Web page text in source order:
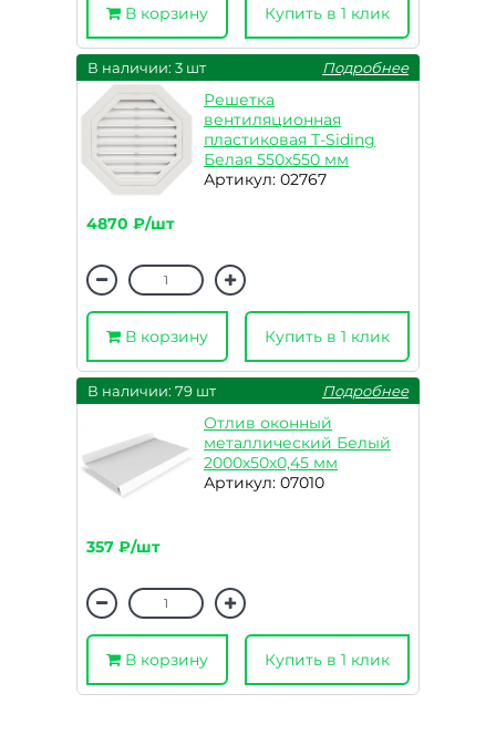
В корзину Купить в 1 клик
В наличии: 3 шт Подробнее
Решетка
вентиляционная
пластиковая T-Siding
Белая 550х550 мм
Артикул: 02767
4870 ₽/шт
В корзину Купить в 1 клик
В наличии: 79 шт Подробнее
Отлив оконный
металлический Белый
2000х50х0,45 мм
Артикул: 07010
357 ₽/шт
В корзину Купить в 1 клик